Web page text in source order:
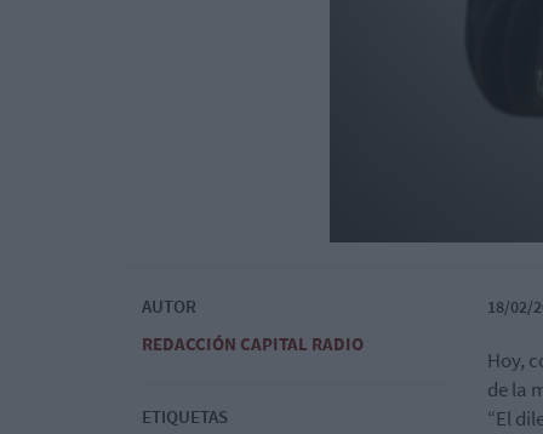
AUTOR
REDACCIÓN CAPITAL RADIO
ETIQUETAS
18/02/
Hoy,
de la
“El